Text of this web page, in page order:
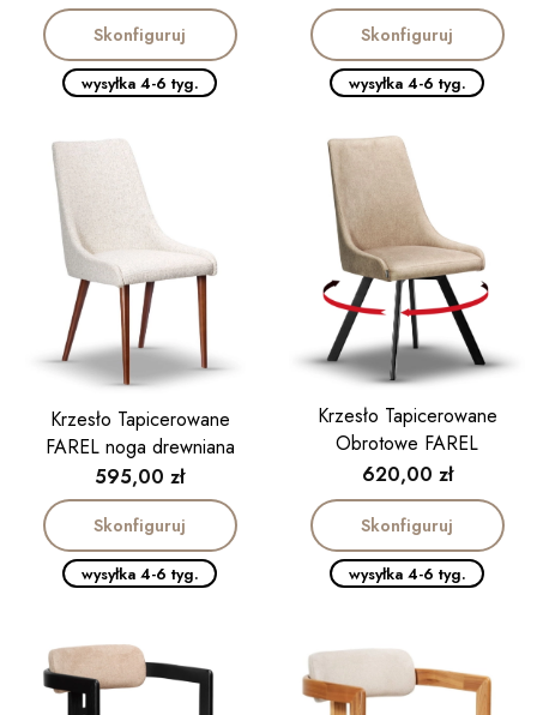
Skonfiguruj
wysyłka 4-6 tyg.
Skonfiguruj
wysyłka 4-6 tyg.
Krzesło Tapicerowane
FAREL noga drewniana
Cena
595,00 zł
Skonfiguruj
wysyłka 4-6 tyg.
Krzesło Tapicerowane
Obrotowe FAREL
Cena
620,00 zł
Skonfiguruj
wysyłka 4-6 tyg.